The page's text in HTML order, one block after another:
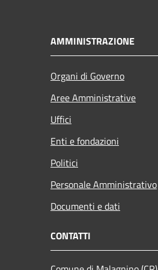
AMMINISTRAZIONE
Organi di Governo
Aree Amministrative
Uffici
Enti e fondazioni
Politici
Personale Amministrativo
Documenti e dati
CONTATTI